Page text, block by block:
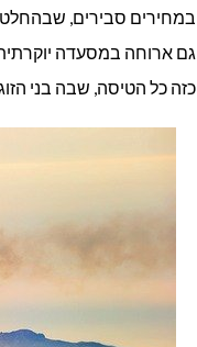
במחירים סבירים,
גם ארוחה במסעדה
כזה כל הטיסה, שבה בני